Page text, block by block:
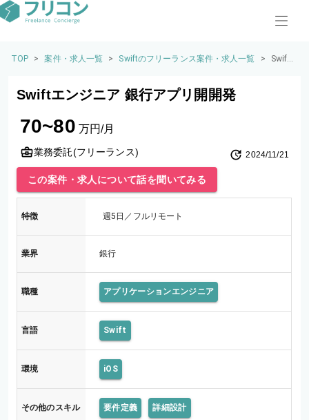
TOP > 案件・求人一覧 > Swiftのフリーランス案件・求人一覧 >
Swift
Swiftエンジニア 銀行アプリ開開発
70~80 万円/月
業務委託(フリーランス) 2024/11/21
この案件・求人について話を聞いてみる
特徴 週5日／フルリモート
業界 銀行
職種 アプリケーションエンジニア
言語 Swift
環境 iOS
その他のスキル 要件定義 詳細設計